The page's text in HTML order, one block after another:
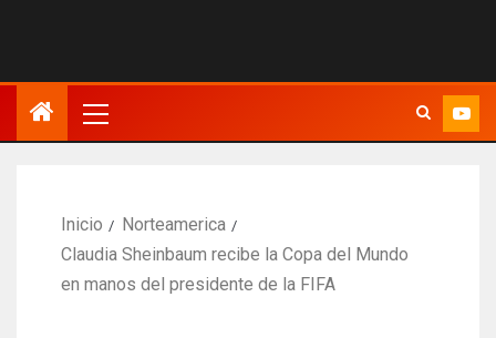
Inicio
Norteamerica
Claudia Sheinbaum recibe la Copa del Mundo
en manos del presidente de la FIFA